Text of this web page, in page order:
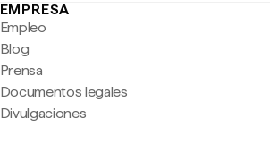
EMPRESA
Empleo
Blog
Prensa
Documentos legales
Divulgaciones